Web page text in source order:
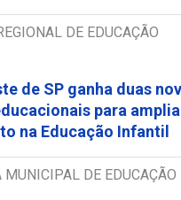
DE EDUCAÇÃO
de SP ganha duas
para
na Educação Infantil
MUNICIPAL DE EDUCAÇÃO